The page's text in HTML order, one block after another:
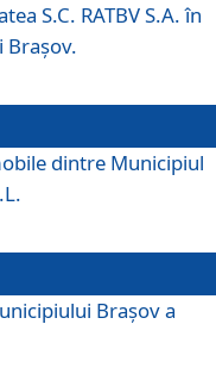
S.C. RATBV S.A. în
Brașov.
dintre Municipiul
Braşov a